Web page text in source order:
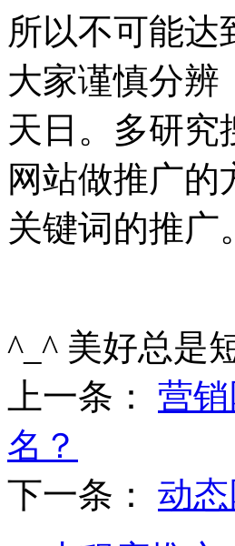
所以不可能达
大家谨慎分辨
天日。多研究
网站做推广
关键词的推广。
^_^ 美好总是
上一条： 营
名？
下一条： 动